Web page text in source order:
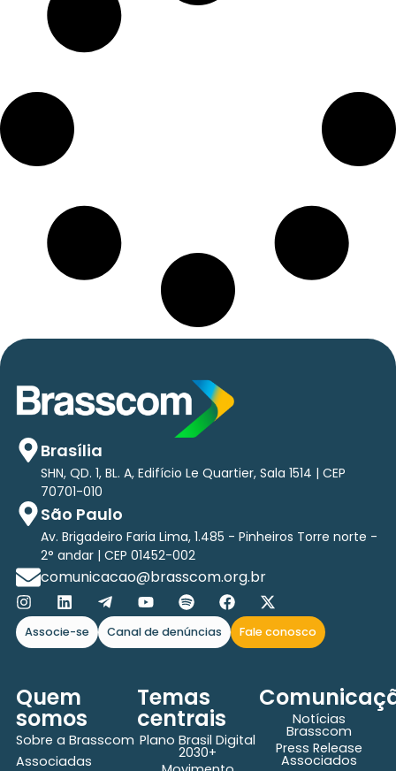
Brasília
SHN, QD. 1, BL. A, Edifício Le Quartier, Sala 1514 | CEP
70701-010
São Paulo
Av. Brigadeiro Faria Lima, 1.485 - Pinheiros Torre norte -
2° andar | CEP 01452-002
comunicacao@brasscom.org.br
Associe-se Canal de denúncias Fale conosco
Quem
somos
Sobre a Brasscom
Associadas
Temas
centrais
Plano Brasil Digital
2030+
Notícias
Brasscom
Press Release
Associados